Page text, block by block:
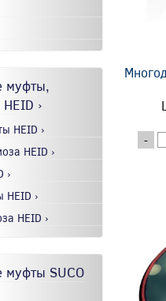
муфты,
›
HEID ›
HEID ›
›
›
HEID ›
муфты SUCO
-